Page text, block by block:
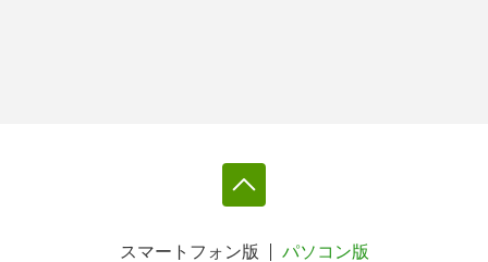
スマートフォン版 パソコン版